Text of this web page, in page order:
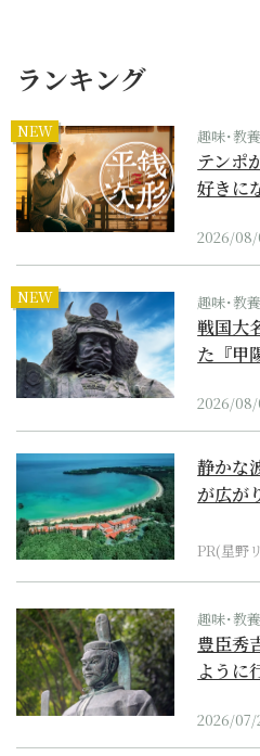
ランキング
NEW 趣味･教養
テンポ
好きに
2026/08/
NEW 趣味･教養
戦国大
た『甲
2026/08/
静かな
が広が
PR(星野
趣味･教養
豊臣秀
ように
2026/07/